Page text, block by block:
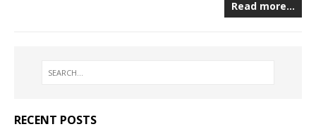
Read more…
RECENT POSTS